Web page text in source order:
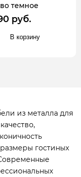
темное
руб.
В корзину
из металла для
гостиных